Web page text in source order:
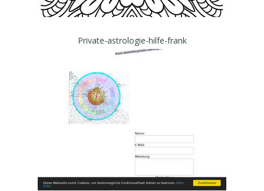
Private-astrologie-hilfe-frank